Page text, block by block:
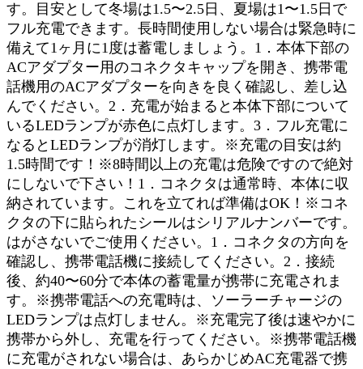
す。目安として冬場は1.5〜2.5日、夏場は1〜1.5日で
フル充電できます。長時間使用しない場合は緊急時に
備えて1ヶ月に1度は蓄電しましょう。1．本体下部の
ACアダプター用のコネクタキャップを開き、携帯電
話機用のACアダプターを向きを良く確認し、差し込
んでください。2．充電が始まると本体下部について
いるLEDランプが赤色に点灯します。3．フル充電に
なるとLEDランプが消灯します。※充電の目安は約
1.5時間です！※8時間以上の充電は危険ですので絶対
にしないで下さい！1．コネクタは通常時、本体に収
納されています。これを立てれば準備はOK！※コネ
クタの下に貼られたシールはシリアルナンバーです。
はがさないでご使用ください。1．コネクタの方向を
確認し、携帯電話機に接続してください。2．接続
後、約40〜60分で本体の蓄電量が携帯に充電されま
す。※携帯電話への充電時は、ソーラーチャージの
LEDランプは点灯しません。※充電完了後は速やかに
携帯から外し、充電を行ってください。※携帯電話機
に充電がされない場合は、あらかじめAC充電器で携